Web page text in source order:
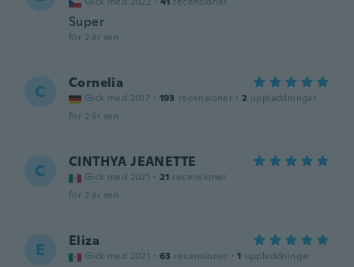
Super
för 2 år sen
C Cornelia
Gick med 2017 · 193 recensioner · 2 uppladdningar
för 2 år sen
C CINTHYA JEANETTE
Gick med 2021 · 21 recensioner
för 2 år sen
E Eliza
Gick med 2021 · 63 recensioner · 1 uppladdningar